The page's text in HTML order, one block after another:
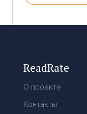
ReadRate
О проекте
Контакты